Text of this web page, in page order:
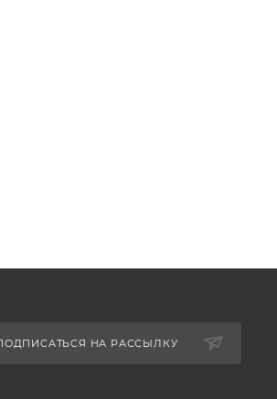
НА РАССЫЛКУ